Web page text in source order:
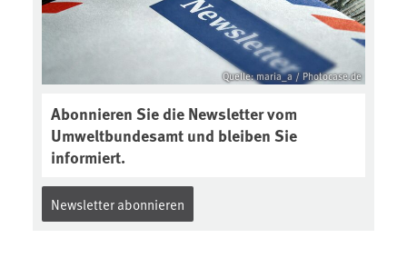
https://soilcast.de/interview/sc20
2-interview-die-kuer-der-krume/
Quelle: maria_a / Photocase.de
Abonnieren Sie die Newsletter vom
Umweltbundesamt und bleiben Sie
informiert.
Newsletter abonnieren